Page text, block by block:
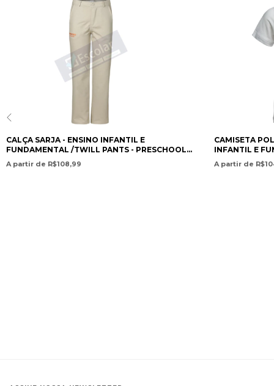
CALÇA SARJA - ENSINO INFANTIL E
FUNDAMENTAL /TWILL PANTS - PRESCHOOL
AND ELEMENTARY SCHOOL- COLÉGIO
POSITIVO INTERNACIONAL
A partir de R$108,99
CAMISETA
INFANTIL E
POLO SHIRT -
SCHOOL-
A partir de